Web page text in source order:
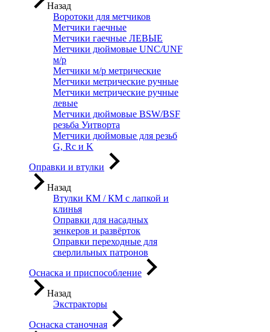
Назад
Воротоки для метчиков
Метчики гаечные
Метчики гаечные ЛЕВЫЕ
Метчики дюймовые UNC/UNF
м/р
Метчики м/р метрические
Метчики метрические ручные
Метчики метрические ручные
левые
Метчики дюймовые BSW/BSF
резьба Уитворта
Метчики дюймовые для резьб
G, Rc и K
Оправки и втулки
Назад
Втулки КМ / КМ с лапкой и
клинья
Оправки для насадных
зенкеров и развёрток
Оправки переходные для
сверлильных патронов
Оснаска и приспособление
Назад
Экстракторы
Оснаска станочная